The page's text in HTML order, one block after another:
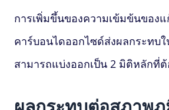
การเพิ่มขึ้นของความเข้มข้นของ
คาร์บอนไดออกไซด์ส่งผลกระทบใ
สามารถแบ่งออกเป็น 2 มิติหลักที่ต้